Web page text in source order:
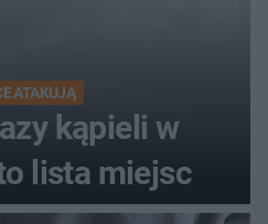
ATAKUJĄ
kąpieli w
lista miejsc